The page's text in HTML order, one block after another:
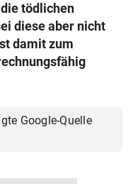
tödlichen
diese aber nicht
damit zum
Google-Quelle